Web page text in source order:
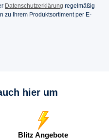
Datenschutzerklärung regelmäßig
zu Ihrem Produktsortiment per E-
hier um
Blitz Angebote